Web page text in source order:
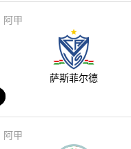
阿甲
萨斯菲尔德
阿甲